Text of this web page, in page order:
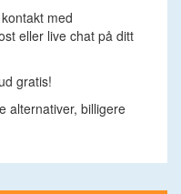
med
eller live chat på ditt
gratis!
alternativer, billigere